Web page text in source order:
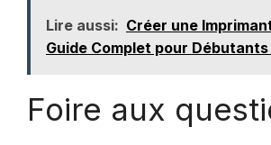
Lire aussi: Créer une
Guide Complet pour
Foire aux